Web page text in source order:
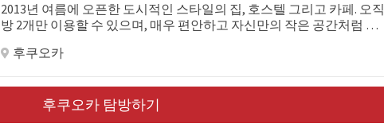
2013년 여름에 오픈한 도시적인 스타일의 집, 호스텔 그리고 카페. 오직
방 2개만 이용할 수 있으며, 매우 편안하고 자신만의 작은 공간처럼 느
쪽에 관심이 있다면 매우 좋아할 것이다. 심플하지만 매우 잘 지어진 공
후쿠오카
후쿠오카 탐방하기